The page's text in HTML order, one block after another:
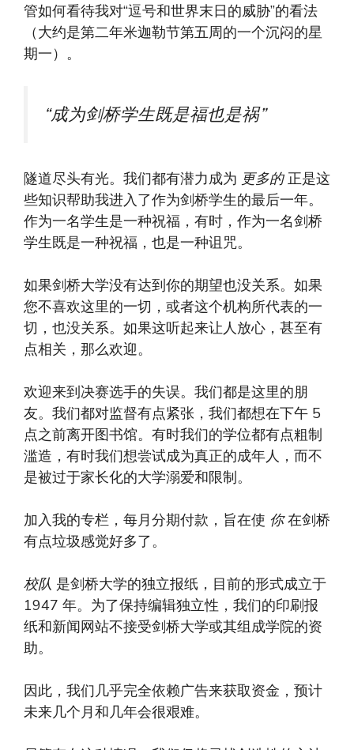
管如何看待我对“逗号和世界末日的威胁”的看法
（大约是第二年米迦勒节第五周的一个沉闷的星
期一）。
“成为剑桥学生既是福也是祸”
隧道尽头有光。我们都有潜力成为 更多的正是这
些知识帮助我进入了作为剑桥学生的最后一年。
作为一名学生是一种祝福，有时，作为一名剑桥
学生既是一种祝福，也是一种诅咒。
如果剑桥大学没有达到你的期望也没关系。如果
您不喜欢这里的一切，或者这个机构所代表的一
切，也没关系。如果这听起来让人放心，甚至有
点相关，那么欢迎。
欢迎来到决赛选手的失误。我们都是这里的朋
友。我们都对监督有点紧张，我们都想在下午 5
点之前离开图书馆。有时我们的学位都有点粗制
滥造，有时我们想尝试成为真正的成年人，而不
是被过于家长化的大学溺爱和限制。
加入我的专栏，每月分期付款，旨在使 你在剑桥
有点垃圾感觉好多了。
校队 是剑桥大学的独立报纸，目前的形式成立于
1947 年。为了保持编辑独立性，我们的印刷报
纸和新闻网站不接受剑桥大学或其组成学院的资
助。
因此，我们几乎完全依赖广告来获取资金，预计
未来几个月和几年会很艰难。